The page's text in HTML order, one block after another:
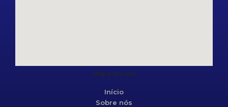
Mapa do site
Início
Sobre nós